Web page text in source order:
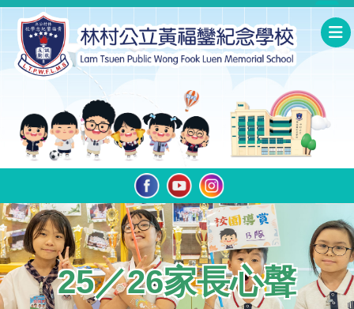
25／26家長心聲